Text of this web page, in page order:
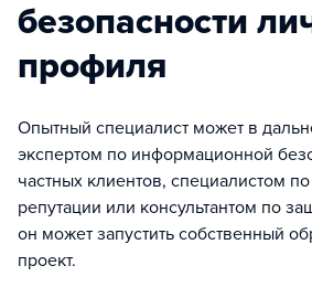
безопасности
профиля
Опытный специалист может в
экспертом по информационной
частных клиентов, специалистом
репутации или консультантом по
он может запустить собственный
проект.